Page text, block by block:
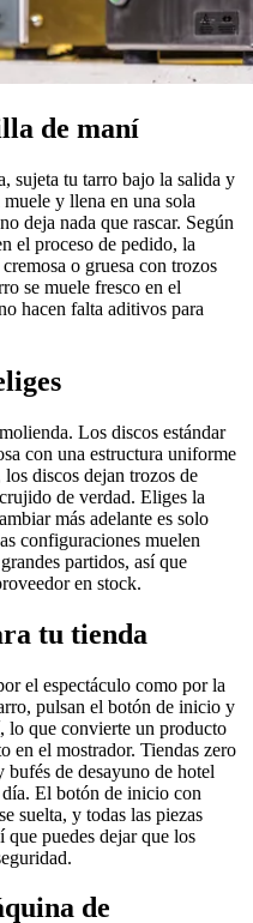
de maní
sujeta tu tarro bajo la salida y
y llena en una sola
deja nada que rascar. Según
el proceso de pedido, la
o gruesa con trozos
se muele fresco en el
hacen falta aditivos para
Los discos estándar
con una estructura uniforme
discos dejan trozos de
de verdad. Eliges la
más adelante es solo
configuraciones muelen
partidos, así que
en stock.
tu tienda
el espectáculo como por la
pulsan el botón de inicio y
lo que convierte un producto
en el mostrador. Tiendas zero
bufés de desayuno de hotel
El botón de inicio con
suelta, y todas las piezas
que puedes dejar que los
de